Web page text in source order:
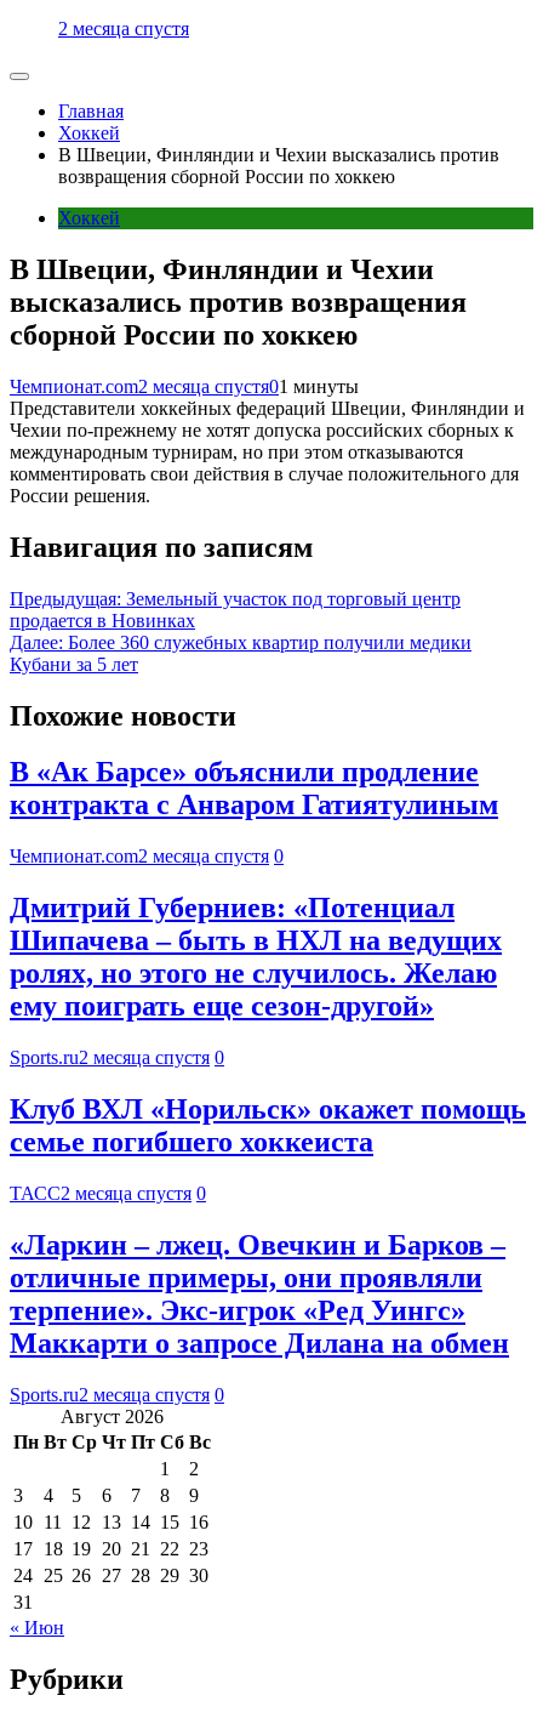
2 месяца спустя
Главная
Хоккей
В Швеции, Финляндии и Чехии высказались против
возвращения сборной России по хоккею
Хоккей
В Швеции, Финляндии и Чехии
высказались против возвращения
сборной России по хоккею
Чемпионат.com2 месяца спустя01 минуты
Представители хоккейных федераций Швеции, Финляндии и
Чехии по-прежнему не хотят допуска российских сборных к
международным турнирам, но при этом отказываются
комментировать свои действия в случае положительного для
России решения.
Навигация по записям
Предыдущая: Земельный участок под торговый центр
продается в Новинках
Далее: Более 360 служебных квартир получили медики
Кубани за 5 лет
Похожие новости
В «Ак Барсе» объяснили продление
контракта с Анваром Гатиятулиным
Чемпионат.com2 месяца спустя 0
Дмитрий Губерниев: «Потенциал
Шипачева – быть в НХЛ на ведущих
ролях, но этого не случилось. Желаю
ему поиграть еще сезон‑другой»
Sports.ru2 месяца спустя 0
Клуб ВХЛ «Норильск» окажет помощь
семье погибшего хоккеиста
ТАСС2 месяца спустя 0
«Ларкин – лжец. Овечкин и Барков –
отличные примеры, они проявляли
терпение». Экс-игрок «Ред Уингс»
Маккарти о запросе Дилана на обмен
Sports.ru2 месяца спустя 0
Август 2026
Пн Вт Ср Чт Пт Сб Вс
1
2
3
4 5 6 7 8
9
10 11 12 13 14 15 16
17 18 19 20 21 22 23
24 25 26 27 28 29 30
31
« Июн
Рубрики